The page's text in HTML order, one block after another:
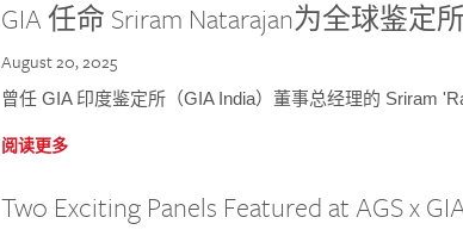
GIA 任命 Sriram Natarajan为全球鉴
August 20, 2025
曾任 GIA 印度鉴定所（GIA India）董事总经理的 Sriram
阅读更多
Two Exciting Panels Featured at AGS x